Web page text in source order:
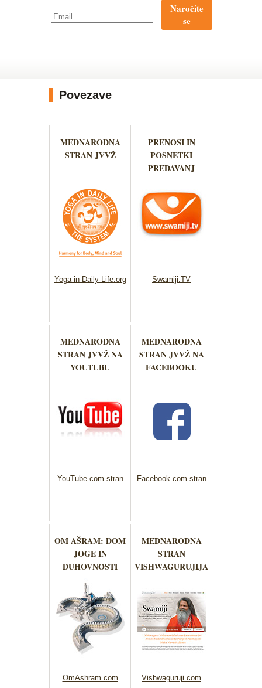
Naročite
se
Povezave
MEDNARODNA
STRAN JVVŽ
Yoga-in-Daily-Life.org
PRENOSI IN
POSNETKI
PREDAVANJ
Swamiji.TV
MEDNARODNA
STRAN JVVŽ NA
YOUTUBU
YouTube.com stran
MEDNARODNA
STRAN JVVŽ NA
FACEBOOKU
Facebook.com stran
OM AŠRAM: DOM
JOGE IN
DUHOVNOSTI
OmAshram.com
MEDNARODNA
STRAN
VISHWAGURUJIJA
Vishwaguruji.com